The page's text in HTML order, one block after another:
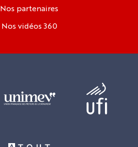
Nos partenaires
Nos vidéos 360